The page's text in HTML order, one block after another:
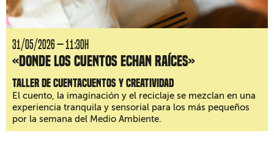
31/05/2026 — 11:30H
«Donde los cuentos echan raíces»
Taller de cuentacuentos y creatividad
El cuento, la imaginación y el reciclaje se mezclan en una
experiencia tranquila y sensorial para los más pequeños
por la semana del Medio Ambiente.